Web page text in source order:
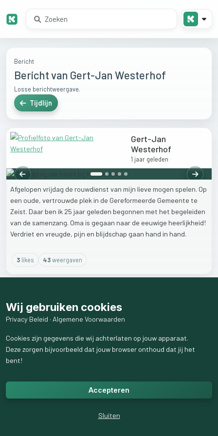
Bericht
Bericht van Gert-Jan Westerhof
Losse berichtweergave.
Tijdlijn
Gert-Jan
Westerhof
1 jaar geleden
Vorige
Afgelopen vrijdag de rouwdienst van mijn lieve mogen spelen. Op
een oude, vertrouwde plek in de Gereformeerde Gemeente te
Zeist. Daar ben ik 25 jaar geleden begonnen met het begeleiden
van de samenzang. Oma is gegaan naar de eeuwige heerlijkheid!
Verdriet en vreugde, pijn en blijdschap gaan hand in hand.
3likes 43weergaven
Wij gebruiken cookies
Privacy Beleid · Algemene Voorwaarden
Cookies zijn gegevens die wij achterlaten op jouw apparaat.
Deze zorgen bijvoorbeeld dat jouw browser onthoud dat jij het
bent!
Accepteren
Sluiten